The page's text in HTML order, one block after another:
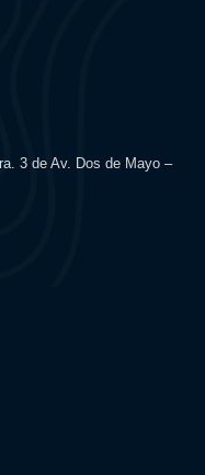
3 de Av. Dos de Mayo –